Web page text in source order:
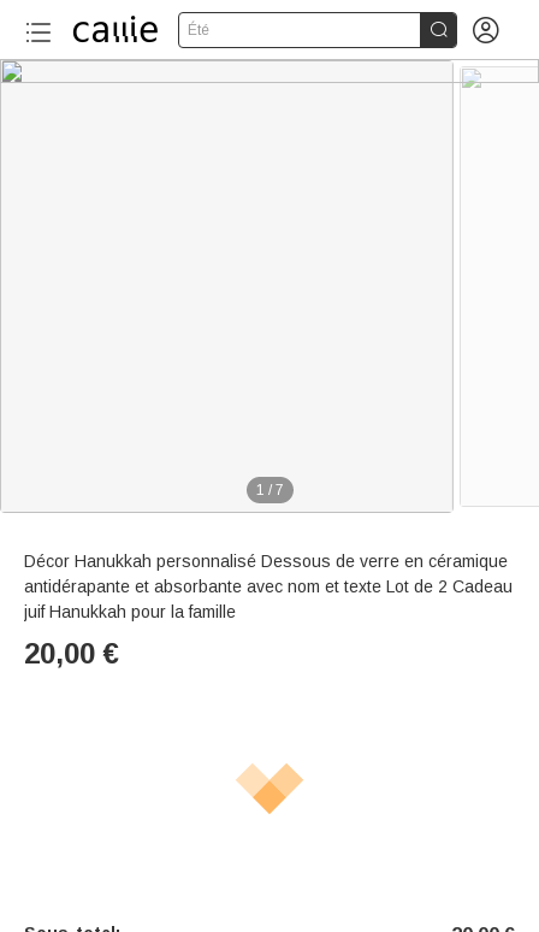
Été  
1 / 7
Décor Hanukkah personnalisé Dessous de verre en céramique
antidérapante et absorbante avec nom et texte Lot de 2 Cadeau
juif Hanukkah pour la famille
20,00 €